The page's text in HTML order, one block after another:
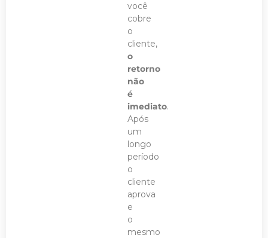
você
cobre
o
cliente,
o
retorno
não
é
imediato.
Após
um
longo
período
o
cliente
aprova
e
o
mesmo